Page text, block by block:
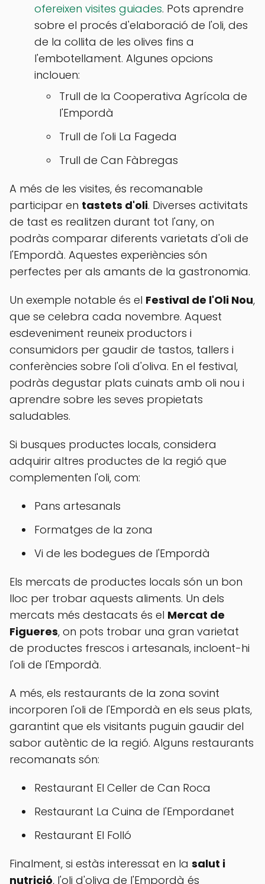
ofereixen visites guiades. Pots aprendre
sobre el procés d'elaboració de l'oli, des
de la collita de les olives fins a
l'embotellament. Algunes opcions
inclouen:
Trull de la Cooperativa Agrícola de
l'Empordà
Trull de l'oli La Fageda
Trull de Can Fàbregas
A més de les visites, és recomanable
participar en tastets d'oli. Diverses activitats
de tast es realitzen durant tot l'any, on
podràs comparar diferents varietats d'oli de
l'Empordà. Aquestes experiències són
perfectes per als amants de la gastronomia.
Un exemple notable és el Festival de l'Oli Nou,
que se celebra cada novembre. Aquest
esdeveniment reuneix productors i
consumidors per gaudir de tastos, tallers i
conferències sobre l'oli d'oliva. En el festival,
podràs degustar plats cuinats amb oli nou i
aprendre sobre les seves propietats
saludables.
Si busques productes locals, considera
adquirir altres productes de la regió que
complementen l'oli, com:
Pans artesanals
Formatges de la zona
Vi de les bodegues de l'Empordà
Els mercats de productes locals són un bon
lloc per trobar aquests aliments. Un dels
mercats més destacats és el Mercat de
Figueres, on pots trobar una gran varietat
de productes frescos i artesanals, incloent-hi
l'oli de l'Empordà.
A més, els restaurants de la zona sovint
incorporen l'oli de l'Empordà en els seus plats,
garantint que els visitants puguin gaudir del
sabor autèntic de la regió. Alguns restaurants
recomanats són:
Restaurant El Celler de Can Roca
Restaurant La Cuina de l'Empordanet
Restaurant El Folló
Finalment, si estàs interessat en la salut i
nutrició, l'oli d'oliva de l'Empordà és